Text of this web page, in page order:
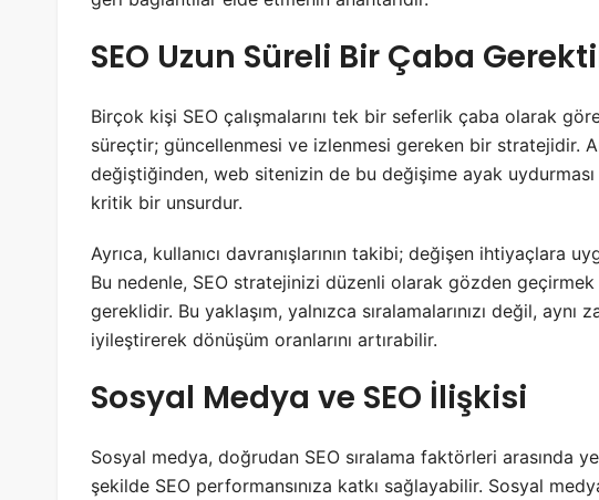
SEO Uzun Süreli Bir Çaba
Birçok kişi SEO çalışmalarını tek bir seferlik çaba olarak
süreçtir; güncellenmesi ve izlenmesi gereken bir stratejidir.
değiştiğinden, web sitenizin de bu değişime ayak uydurması
kritik bir unsurdur.
Ayrıca, kullanıcı davranışlarının takibi; değişen ihtiyaçlara
Bu nedenle, SEO stratejinizi düzenli olarak gözden
gereklidir. Bu yaklaşım, yalnızca sıralamalarınızı değil, aynı
iyileştirerek dönüşüm oranlarını artırabilir.
Sosyal Medya ve SEO İlişkisi
Sosyal medya, doğrudan SEO sıralama faktörleri arasında
şekilde SEO performansınıza katkı sağlayabilir. Sosyal